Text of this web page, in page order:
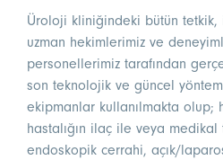
Üroloji kliniğindeki bütün
uzman hekimlerimiz ve
personellerimiz tarafından
son teknolojik ve güncel
ekipmanlar kullanılmakta olup;
hastalığın ilaç ile veya medikal
endoskopik cerrahi, açık/